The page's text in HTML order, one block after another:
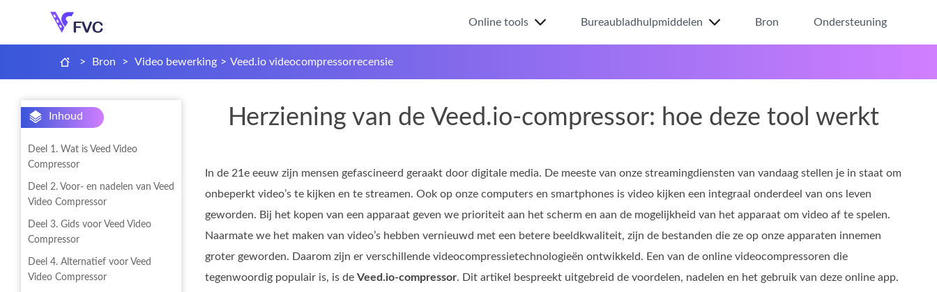
Online tools Bureaubladhulpmiddelen Bron Ondersteuning
> Bron > Video bewerking > Veed.io videocompressorrecensie
Inhoud
Deel 1. Wat is Veed Video
Compressor
Deel 2. Voor- en nadelen van Veed
Video Compressor
Deel 3. Gids voor Veed Video
Compressor
Deel 4. Alternatief voor Veed
Video Compressor
Herziening van de Veed.io-compressor: hoe deze tool werkt
In de 21e eeuw zijn mensen gefascineerd geraakt door digitale media. De meeste van onze streamingdiensten van vandaag stellen je in staat om
onbeperkt video’s te kijken en te streamen. Ook op onze computers en smartphones is video kijken een integraal onderdeel van ons leven
geworden. Bij het kopen van een apparaat geven we prioriteit aan het scherm en aan de mogelijkheid van het apparaat om video af te spelen.
Naarmate we het maken van video’s hebben vernieuwd met een betere beeldkwaliteit, zijn de bestanden die ze op onze apparaten innemen
groter geworden. Daarom zijn er verschillende videocompressietechnologieën ontwikkeld. Een van de online videocompressoren die
tegenwoordig populair is, is de Veed.io-compressor. Dit artikel bespreekt uitgebreid de voordelen, nadelen en het gebruik van deze online app.